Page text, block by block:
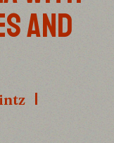
AND